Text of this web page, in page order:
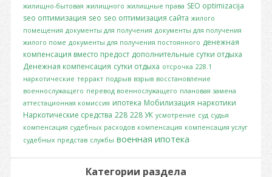
жилищно-бытовая жилищного жилищные права SEO optimizacija
seo оптимизация seo seo оптимизация сайта жилого
помещения документы для получения документы для получения
жилого поме документы для получения постоянного денежная
компенсация вместо предост дополнительные сутки отдыха
Денежная компенсация сутки отдыха отсрочка 228.1
наркотические терракт подрыв взрыв восстановление
военнослужащего перевод военнослужащего плановая замена
аттестационная комиссия ипотека Мобилизация наркотики
Наркотические средства 228 228 УК усмотрение суд судья
компенсация судебных расходов компенсация компенсация услуг
судебных представ службы военная ипотека
Категории раздела